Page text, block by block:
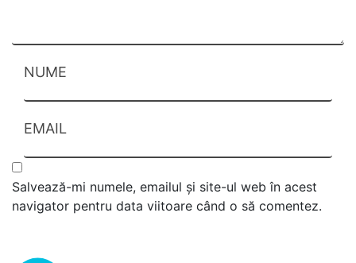
NUME
EMAIL
Salvează-mi numele, emailul și site-ul web în acest
navigator pentru data viitoare când o să comentez.